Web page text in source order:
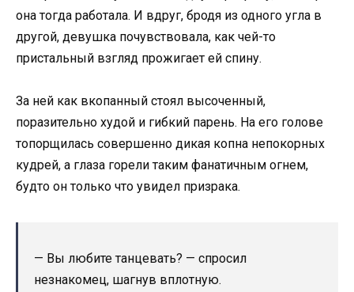
она тогда работала. И вдруг, бродя из одного угла в
другой, девушка почувствовала, как чей-то
пристальный взгляд прожигает ей спину.
За ней как вкопанный стоял высоченный,
поразительно худой и гибкий парень. На его голове
топорщилась совершенно дикая копна непокорных
кудрей, а глаза горели таким фанатичным огнем,
будто он только что увидел призрака.
— Вы любите танцевать? — спросил
незнакомец, шагнув вплотную.